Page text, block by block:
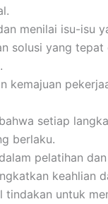
menilai isu-isu
solusi yang
kemajuan
setiap
berlaku.
pelatihan
keahlian
tindakan untuk